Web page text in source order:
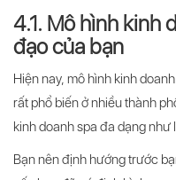
4.1. Mô hình kinh
đạo của bạn
Hiện nay, mô hình kinh
rất phổ biến ở nhiều thành
kinh doanh spa đa dạng như
Bạn nên định hướng trước